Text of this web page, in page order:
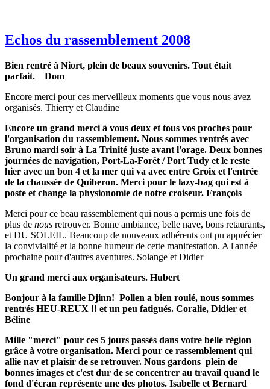
Echos du rassemblement 2008
Bien rentré à Niort, plein de beaux souvenirs. Tout était
parfait. Dom
Encore merci pour ces merveilleux moments que vous nous avez
organisés. Thierry et Claudine
Encore un grand merci à vous deux et tous vos proches pour
l'organisation du rassemblement. Nous sommes rentrés avec
Bruno mardi soir à La Trinité juste avant l'orage. Deux bonnes
journées de navigation, Port-La-Forêt / Port Tudy et le reste
hier avec un bon 4 et la mer qui va avec entre Groix et l'entrée
de la chaussée de Quiberon. Merci pour le lazy-bag qui est à
poste et change la physionomie de notre croiseur. François
Merci pour ce beau rassemblement qui nous a permis une fois de
plus de nous retrouver. Bonne ambiance, belle nave, bons retaurants,
et DU SOLEIL. Beaucoup de nouveaux adhérents ont pu apprécier
la convivialité et la bonne humeur de cette manifestation. A l'année
prochaine pour d'autres aventures. Solange et Didier
Un grand merci aux organisateurs. Hubert
Bonjour à la famille Djinn! Pollen a bien roulé, nous sommes
rentrés HEU-REUX !! et un peu fatigués. Coralie, Didier et
Béline
Mille "merci" pour ces 5 jours passés dans votre belle région
grâce à votre organisation. Merci pour ce rassemblement qui
allie nav et plaisir de se retrouver. Nous gardons plein de
bonnes images et c'est dur de se concentrer au travail quand le
fond d'écran représente une des photos. Isabelle et Bernard